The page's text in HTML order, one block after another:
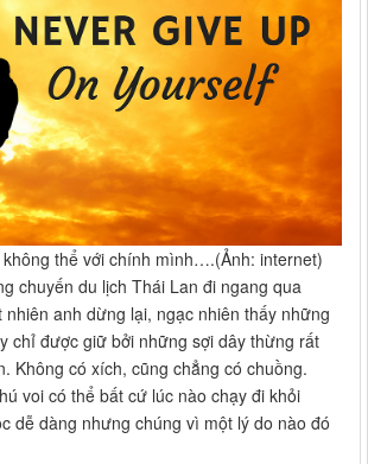
thể với chính mình….(Ảnh: internet)
chuyến du lịch Thái Lan đi ngang qua
nhiên anh dừng lại, ngạc nhiên thấy những
chỉ được giữ bởi những sợi dây thừng rất
Không có xích, cũng chẳng có chuồng.
voi có thể bất cứ lúc nào chạy đi khỏi
dễ dàng nhưng chúng vì một lý do nào đó